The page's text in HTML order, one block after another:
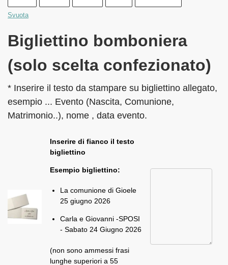
Svuota
Bigliettino bomboniera
(solo scelta confezionato)
* Inserire il testo da stampare su bigliettino allegato,
esempio ... Evento (Nascita, Comunione,
Matrimonio..), nome , data evento.
Inserire di fianco il testo
bigliettino
Esempio bigliettino:
La comunione di Gioele
25 giugno 2026
Carla e Giovanni -SPOSI
- Sabato 24 Giugno 2026
(non sono ammessi frasi
lunghe superiori a 55